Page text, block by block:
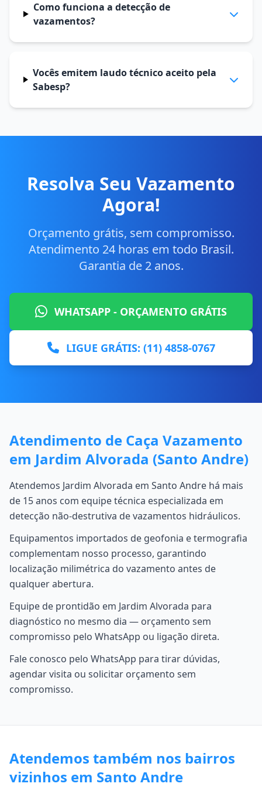
Como funciona a detecção de
vazamentos?
Vocês emitem laudo técnico aceito pela
Sabesp?
Resolva Seu Vazamento
Agora!
Orçamento grátis, sem compromisso.
Atendimento 24 horas em todo Brasil.
Garantia de 2 anos.
WHATSAPP - ORÇAMENTO GRÁTIS
LIGUE GRÁTIS: (11) 4858-0767
Atendimento de Caça Vazamento
em Jardim Alvorada (Santo Andre)
Atendemos Jardim Alvorada em Santo Andre há mais
de 15 anos com equipe técnica especializada em
detecção não-destrutiva de vazamentos hidráulicos.
Equipamentos importados de geofonia e termografia
complementam nosso processo, garantindo
localização milimétrica do vazamento antes de
qualquer abertura.
Equipe de prontidão em Jardim Alvorada para
diagnóstico no mesmo dia — orçamento sem
compromisso pelo WhatsApp ou ligação direta.
Fale conosco pelo WhatsApp para tirar dúvidas,
agendar visita ou solicitar orçamento sem
compromisso.
Atendemos também nos bairros
vizinhos em Santo Andre